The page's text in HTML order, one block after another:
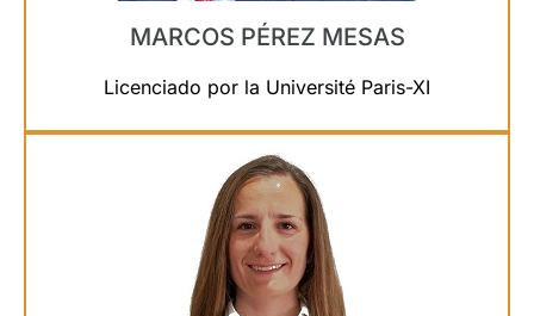
MARCOS PÉREZ MESAS
Licenciado por la Université Paris-XI